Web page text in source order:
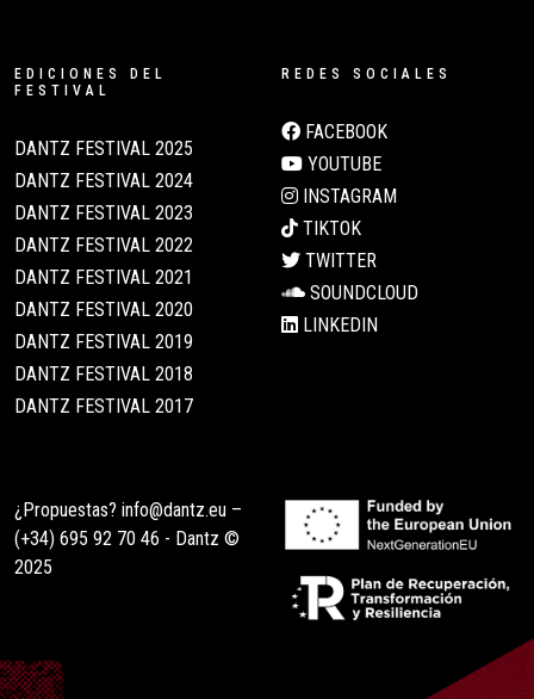
EDICIONES DEL
FESTIVAL
DANTZ FESTIVAL 2025
DANTZ FESTIVAL 2024
DANTZ FESTIVAL 2023
DANTZ FESTIVAL 2022
DANTZ FESTIVAL 2021
DANTZ FESTIVAL 2020
DANTZ FESTIVAL 2019
DANTZ FESTIVAL 2018
DANTZ FESTIVAL 2017
REDES SOCIALES
FACEBOOK
YOUTUBE
INSTAGRAM
TIKTOK
TWITTER
SOUNDCLOUD
LINKEDIN
¿Propuestas? info@dantz.eu –
(+34) 695 92 70 46 - Dantz ©
2025